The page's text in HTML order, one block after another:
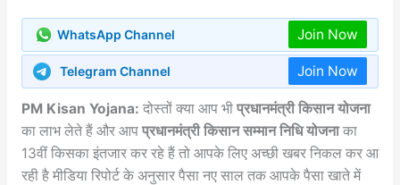
WhatsApp Channel Join Now
Telegram Channel Join Now
PM Kisan Yojana: दोस्तों क्या आप भी प्रधानमंत्री किसान योजना
का लाभ लेते हैं और आप प्रधानमंत्री किसान सम्मान निधि योजनाका
13वीं किसका इंतजार कर रहे हैं तो आपके लिए अच्छी खबर निकल कर आ
रही है मीडिया रिपोर्ट के अनुसार पैसा नए साल तक आपके पैसा खाते में